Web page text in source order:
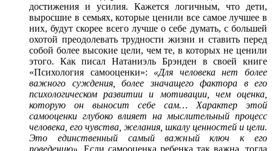
достижения и усилия. Кажется логичным, что дети,
выросшие в семьях, которые ценили все самое лучшее в
них, будут скорее всего лучше о себе думать, с большей
охотой преодолевать трудности жизни и ставить перед
собой более высокие цели, чем те, в которых не ценили
этого. Как писал Натаниэль Брэнден в своей книге
«Психология самооценки»: «Для человека нет более
важного суждения, более значащего фактора в его
психологическом развитии и мотивации, чем оценка,
которую он выносит себе сам… Характер этой
самооценки глубоко влияет на мыслительный процесс
человека, его чувства, желания, шкалу ценностей и цели.
Это единственный самый важный ключ к его